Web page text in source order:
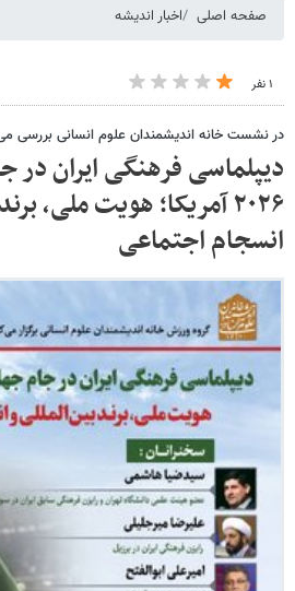
صفحه اصلی اخبار اندیشه
۱ نفر
در نشست خانه اندیشمندان علوم انسانی بررسی
دیپلماسی فرهنگی ایران در
۲۰۲۶ آمریکا؛ هویت ملی،
انسجام اجتماعی